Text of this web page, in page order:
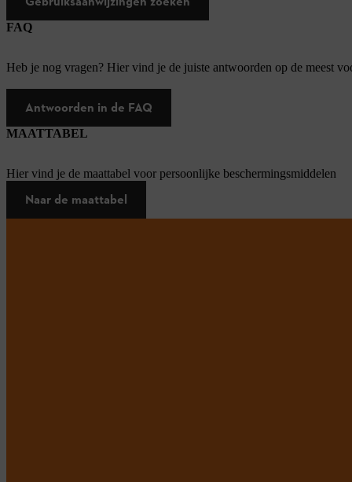
FAQ
Heb je nog vragen? Hier vind je de juiste antwoorden op de meest
Antwoorden in de FAQ
MAATTABEL
Hier vind je de maattabel voor persoonlijke beschermingsmiddelen
Naar de maattabel